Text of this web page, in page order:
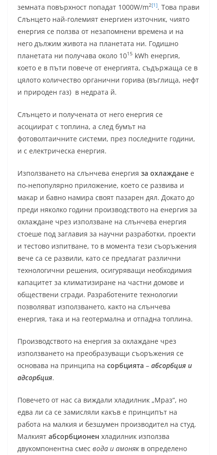
земната повърхност попадат 1000W/m2[1]. Това прави
Слънцето най-големият енергиен източник, чиято
енергия се ползва от незапомнени времена и на
него дължим живота на планетата ни. Годишно
планетата ни получава около 1015 kWh енергия,
което е в пъти повече от енергията, съдържаща се в
цялото количество органични горива (въглища, нефт
и природен газ) в недрата й.
Слънцето и получената от него енергия се
асоциират с топлина, а след бумът на
фотоволтаичните системи, през последните години,
и с електрическа енергия.
Използването на слънчева енергия за охлаждане е
по-непопулярно приложение, което се развива и
макар и бавно намира своят пазарен дял. Докато до
преди няколко години производството на енергия за
охлаждане чрез използване на слънчева енергия
стоеше под заглавия за научни разработки, проекти
и тестово изпитване, то в момента тези съоръжения
вече са се развили, като се предлагат различни
технологични решения, осигуряващи необходимия
капацитет за климатизиране на частни домове и
обществени сгради. Разработените технологии
позволяват използването, както на слънчева
енергия, така и на геотермална и отпадна топлина.
Производството на енергия за охлаждане чрез
използването на преобразуващи съоръжения се
основава на принципа на сорбцията – абсорбция и
адсорбция.
Повечето от нас са виждали хладилник „Мраз“, но
едва ли са се замисляли какъв е принципът на
работа на малкия и безшумен производител на студ.
Малкият абсорбционен хладилник използва
двукомпонентна смес вода и амоняк в определено